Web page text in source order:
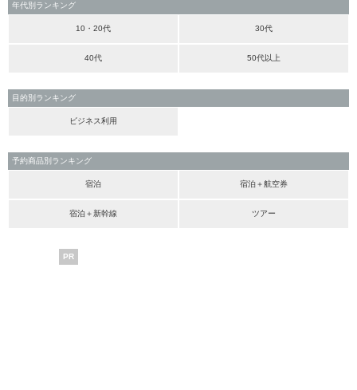
年代別ランキング
10・20代 30代
40代 50代以上
目的別ランキング
ビジネス利用
予約商品別ランキング
宿泊 宿泊＋航空券
宿泊＋新幹線 ツアー
PR